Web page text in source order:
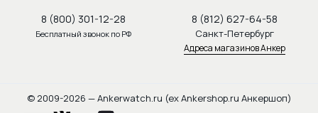
8 (800) 301-12-28
Бесплатный звонок по РФ
8 (812) 627-64-58
Санкт-Петербург
Адреса магазинов Анкер
© 2009-2026 — Ankerwatch.ru (ex Ankershop.ru Анкершоп)